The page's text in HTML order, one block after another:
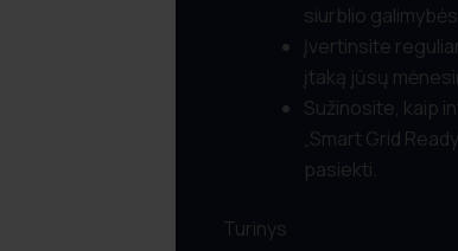
siurblio
Įvertinsite
įtaką jūsų
Sužinosite, kaip
„Smart Grid
pasiekti.
Turinys